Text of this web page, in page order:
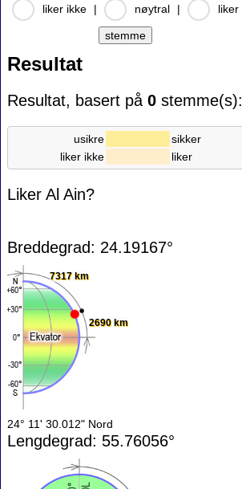
liker ikke
| nøytral | liker
Resultat
Resultat, basert på 0 stemme(s):
usikre
sikker
liker ikke
liker
Liker Al Ain?
Breddegrad: 24.19167°
7317 km
2690 km
24° 11' 30.012" Nord
Lengdegrad: 55.76056°